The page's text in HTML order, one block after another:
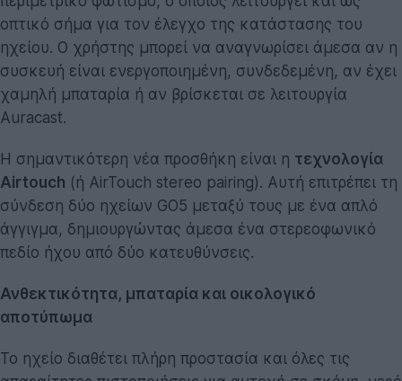
οπτικό σήμα για τον έλεγχο της κατάστασης του
ηχείου. Ο χρήστης μπορεί να αναγνωρίσει άμεσα αν η
συσκευή είναι ενεργοποιημένη, συνδεδεμένη, αν έχει
χαμηλή μπαταρία ή αν βρίσκεται σε λειτουργία
Auracast.
Η σημαντικότερη νέα προσθήκη είναι η τεχνολογία
Airtouch (ή AirTouch stereo pairing). Αυτή επιτρέπει τη
σύνδεση δύο ηχείων GO5 μεταξύ τους με ένα απλό
άγγιγμα, δημιουργώντας άμεσα ένα στερεοφωνικό
πεδίο ήχου από δύο κατευθύνσεις.
Ανθεκτικότητα, μπαταρία και οικολογικό
αποτύπωμα
Το ηχείο διαθέτει πλήρη προστασία και όλες τις